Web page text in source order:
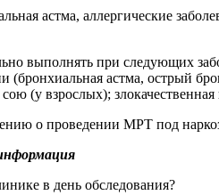
астма, аллергические
выполнять при следующих
(бронхиальная астма, острый
(у взрослых);
о проведении МРТ под
в день обследования?